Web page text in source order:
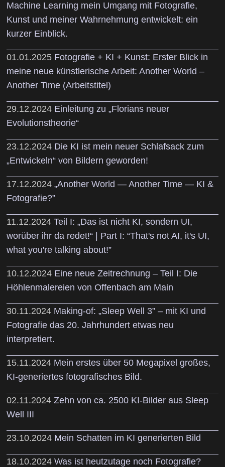
Machine Learning mein Umgang mit Fotografie,
Kunst und meiner Wahrnehmung entwickelt: ein
kurzer Einblick.
01.01.2025 Fotografie + KI + Kunst: Erster Blick in
meine neue künstlerische Arbeit: Another World –
Another Time (Arbeitstitel)
29.12.2024 Einleitung zu „Florians neuer
Evolutionstheorie“
23.12.2024 Die KI ist mein neuer Schlafsack zum
„Entwickeln“ von Bildern geworden!
17.12.2024 „Another World — Another Time — KI &
Fotografie?”
11.12.2024 Teil I: „Das ist nicht KI, sondern UI,
worüber ihr da redet!“ | Part I: “That's not AI, it's UI,
what you're talking about!”
10.12.2024 Eine neue Zeitrechnung – Teil I: Die
Höhlenmalereien von Offenbach am Main
30.11.2024 Making-of: „Sleep Well 3” – mit KI und
Fotografie das 20. Jahrhundert etwas neu
interpretiert.
15.11.2024 Mein erstes über 50 Megapixel großes,
KI-generiertes fotografisches Bild.
02.11.2024 Zehn von ca. 2500 KI-Bilder aus Sleep
Well III
23.10.2024 Mein Schatten im KI generierten Bild
18.10.2024 Was ist heutzutage noch Fotografie?